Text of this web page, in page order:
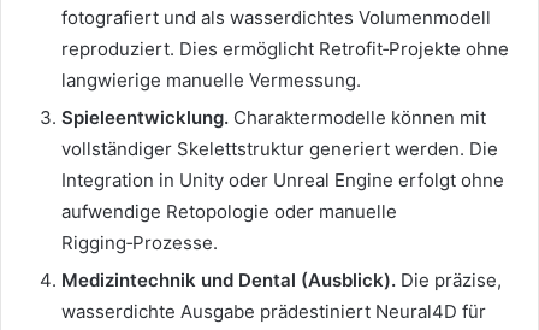
fotografiert und als wasserdichtes Volumenmodell
reproduziert. Dies ermöglicht Retrofit‑Projekte ohne
langwierige manuelle Vermessung.
Spieleentwicklung. Charaktermodelle können mit
vollständiger Skelettstruktur generiert werden. Die
Integration in Unity oder Unreal Engine erfolgt ohne
aufwendige Retopologie oder manuelle
Rigging‑Prozesse.
Medizintechnik und Dental (Ausblick). Die präzise,
wasserdichte Ausgabe prädestiniert Neural4D für